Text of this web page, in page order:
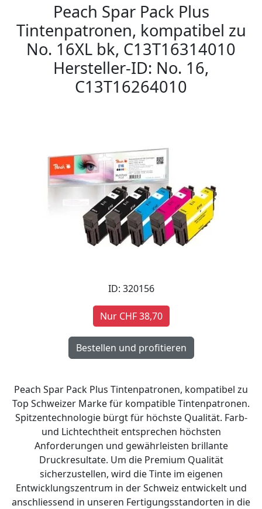
Peach Spar Pack Plus
Tintenpatronen, kompatibel zu
No. 16XL bk, C13T16314010
Hersteller-ID: No. 16,
C13T16264010
ID: 320156
Nur CHF 38,70
Peach Spar Pack Plus Tintenpatronen, kompatibel zu
Top Schweizer Marke für kompatible Tintenpatronen.
Spitzentechnologie bürgt für höchste Qualität. Farb-
und Lichtechtheit entsprechen höchsten
Anforderungen und gewährleisten brillante
Druckresultate. Um die Premium Qualität
sicherzustellen, wird die Tinte im eigenen
Entwicklungszentrum in der Schweiz entwickelt und
anschliessend in unseren Fertigungsstandorten in die